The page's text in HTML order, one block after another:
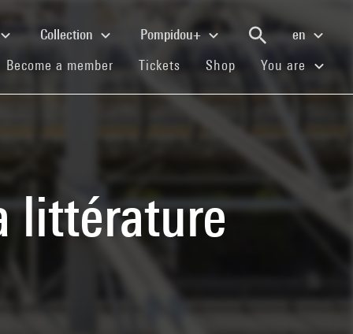
Collection Pompidou+
en
Become a member (current)
Tickets (current)
Shop (current)You are
littérature